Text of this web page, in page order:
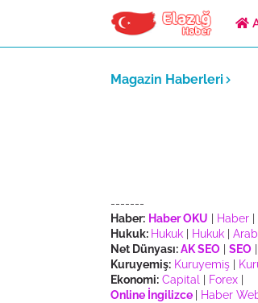
Magazin Haberleri
-------
Haber: Haber OKU Haber
Hukuk: Hukuk Hukuk
Net Dünyası:AK SEO SEO
Kuruyemiş: Kuruyemiş
Ekonomi: Capital Forex
Online İngilizce
Haber